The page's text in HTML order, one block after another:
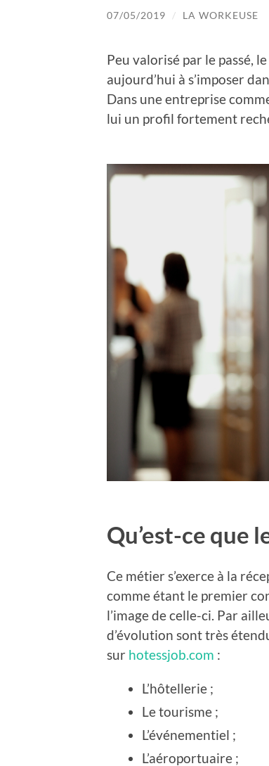
07/05/2019 / LA WORKEUSE
Peu valorisé par le passé,
aujourd’hui à s’imposer
Dans une entreprise
lui un profil fortement
Qu’est-ce que
Ce métier s’exerce à la
comme étant le premier
l’image de celle-ci. Par
d’évolution sont très
sur hotessjob.com :
L’hôtellerie ;
Le tourisme ;
L’événementiel ;
L’aéroportuaire ;